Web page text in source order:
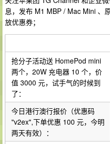
息，发布 M1 MBP / Mac Mini 、
放优惠券；
抢分子活动送 HomePod mini
两个，20W 充电器 10 个，价
值 3000 元，试手气的时候到
了：
今日港行澳行报价（优惠码
"v2ex",下单优惠 100 元，今明
两天有效）：